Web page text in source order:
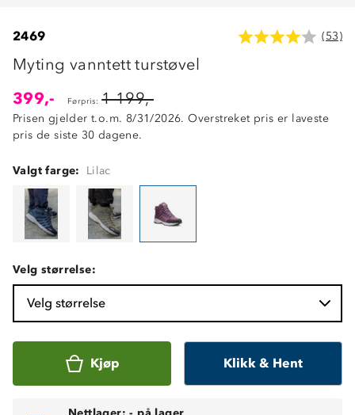
2469 (53)
Myting vanntett turstøvel
399,-
Førpris: 1 199,-
Prisen gjelder t.o.m. 8/31/2026. Overstreket pris er laveste
pris de siste 30 dagene.
Valgt farge: Lilac
Velg størrelse:
Velg størrelse
Kjøp Klikk & Hent